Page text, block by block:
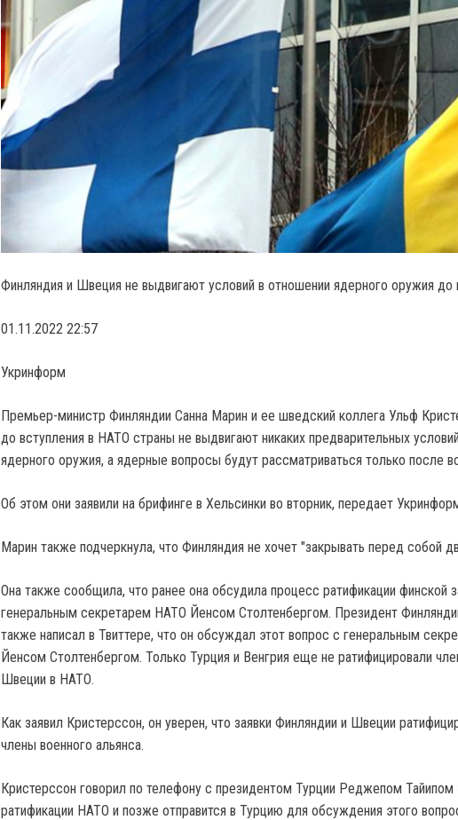
Финляндия и Швеция не выдвигают условий в отношении ядерного оружия до
01.11.2022 22:57
Укринформ
Премьер-министр Финляндии Санна Марин и ее шведский коллега Ульф
до вступления в НАТО страны не выдвигают никаких предварительных
ядерного оружия, а ядерные вопросы будут рассматриваться только после
Об этом они заявили на брифинге в Хельсинки во вторник, передает
Марин также подчеркнула, что Финляндия не хочет "закрывать перед собой
Она также сообщила, что ранее она обсудила процесс ратификации финской
генеральным секретарем НАТО Йенсом Столтенбергом. Президент
также написал в Твиттере, что он обсуждал этот вопрос с генеральным
Йенсом Столтенбергом. Только Турция и Венгрия еще не ратифицировали
Швеции в НАТО.
Как заявил Кристерссон, он уверен, что заявки Финляндии и Швеции
члены военного альянса.
Кристерссон говорил по телефону с президентом Турции Реджепом
ратификации НАТО и позже отправится в Турцию для обсуждения этого